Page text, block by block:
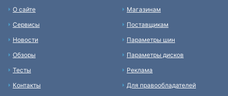
О сайте
Сервисы
Новости
Обзоры
Тесты
Контакты
Магазинам
Поставщикам
Параметры шин
Параметры дисков
Реклама
Для правообладателей